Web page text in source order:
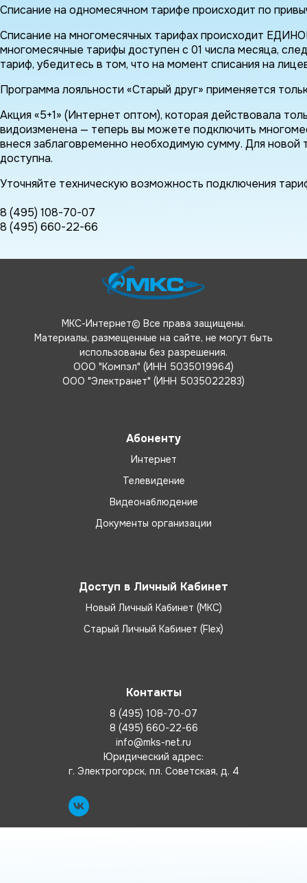
Списание на одномесячном тарифе происходит по
Списание на многомесячных тарифах происходит
многомесячные тарифы доступен с 01 числа месяца,
тариф, убедитесь в том, что на момент списания на
Программа лояльности «Старый друг» применяется
Акция «5+1» (Интернет оптом), которая действовала
видоизменена — теперь вы можете подключить
внеся заблаговременно необходимую сумму. Для
доступна.
Уточняйте техническую возможность подключения
8 (495) 108-70-07
8 (495) 660-22-66
МКС-Интернет© Все права защищены.
Материалы, размещенные на сайте, не могут быть
использованы без разрешения.
ООО "Компэл" (ИНН 5035019964)
ООО "Электранет" (ИНН 5035022283)
Абоненту
Интернет
Телевидение
Видеонаблюдение
Документы организации
Доступ в Личный Кабинет
Новый Личный Кабинет (МКС)
Старый Личный Кабинет (Flex)
Контакты
8 (495) 108-70-07
8 (495) 660-22-66
info@mks-net.ru
Юридический адрес:
г. Электрогорск, пл. Советская, д. 4